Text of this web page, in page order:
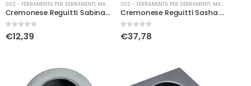
002 - FERRAMENTA PER SERRAMENTI, MANIGLIERIA
Cremonese Reguitti Sabina c/bu olv
Su 5
€12,39
002 - FERRAMENTA PER SERRAMENTI, MANIGLIERIA
Cremonese Reguitti Sasha c/bu cro bi
Su 5
€37,78